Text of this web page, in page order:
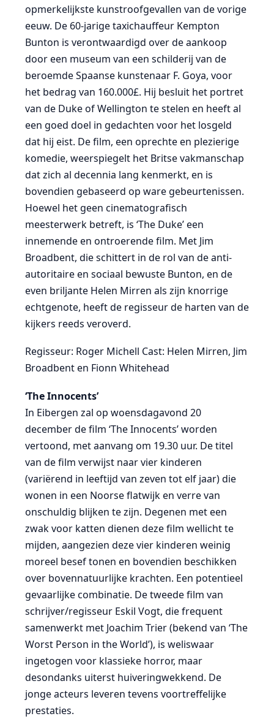
opmerkelijkste kunstroofgevallen van de vorige
eeuw. De 60-jarige taxichauffeur Kempton
Bunton is verontwaardigd over de aankoop
door een museum van een schilderij van de
beroemde Spaanse kunstenaar F. Goya, voor
het bedrag van 160.000£. Hij besluit het portret
van de Duke of Wellington te stelen en heeft al
een goed doel in gedachten voor het losgeld
dat hij eist. De film, een oprechte en plezierige
komedie, weerspiegelt het Britse vakmanschap
dat zich al decennia lang kenmerkt, en is
bovendien gebaseerd op ware gebeurtenissen.
Hoewel het geen cinematografisch
meesterwerk betreft, is ‘The Duke’ een
innemende en ontroerende film. Met Jim
Broadbent, die schittert in de rol van de anti-
autoritaire en sociaal bewuste Bunton, en de
even briljante Helen Mirren als zijn knorrige
echtgenote, heeft de regisseur de harten van de
kijkers reeds veroverd.
Regisseur: Roger Michell Cast: Helen Mirren, Jim
Broadbent en Fionn Whitehead
‘The Innocents’
In Eibergen zal op woensdagavond 20
december de film ‘The Innocents’ worden
vertoond, met aanvang om 19.30 uur. De titel
van de film verwijst naar vier kinderen
(variërend in leeftijd van zeven tot elf jaar) die
wonen in een Noorse flatwijk en verre van
onschuldig blijken te zijn. Degenen met een
zwak voor katten dienen deze film wellicht te
mijden, aangezien deze vier kinderen weinig
moreel besef tonen en bovendien beschikken
over bovennatuurlijke krachten. Een potentieel
gevaarlijke combinatie. De tweede film van
schrijver/regisseur Eskil Vogt, die frequent
samenwerkt met Joachim Trier (bekend van ‘The
Worst Person in the World’), is weliswaar
ingetogen voor klassieke horror, maar
desondanks uiterst huiveringwekkend. De
jonge acteurs leveren tevens voortreffelijke
prestaties.